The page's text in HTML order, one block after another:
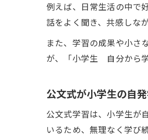
例えば、日常生活の中で
話をよく聞き、共感しな
また、学習の成果や小さ
が、「小学生 自分から
公文式が小学生の自
公文式学習は、小学生が
いるため、無理なく学び